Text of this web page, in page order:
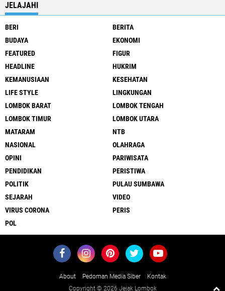
JELAJAHI
BERI
BERITA
BUDAYA
EKONOMI
FEATURED
FIGUR
HEADLINE
HUKRIM
KEMANUSIAAN
KESEHATAN
LIFE STYLE
LINGKUNGAN
LOMBOK BARAT
LOMBOK TENGAH
LOMBOK TIMUR
LOMBOK UTARA
MATARAM
NTB
NASIONAL
OLAHRAGA
OPINI
PARIWISATA
PENDIDIKAN
PERISTIWA
POLITIK
PULAU SUMBAWA
SEJARAH
VIDEO
VIRUS CORONA
PERIS
POL
About Pedoman Media Siber
Kontak
Copyright © 2026 Jejak Lombok